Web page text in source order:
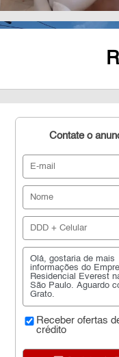
Contate o
Receber ofertas
crédito